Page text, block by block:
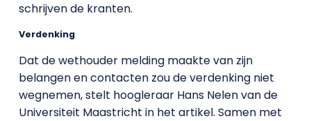
schrijven de kranten.
Verdenking
Dat de wethouder melding maakte van zijn
belangen en contacten zou de verdenking niet
wegnemen, stelt hoogleraar Hans Nelen van de
Universiteit Maastricht in het artikel. Samen met